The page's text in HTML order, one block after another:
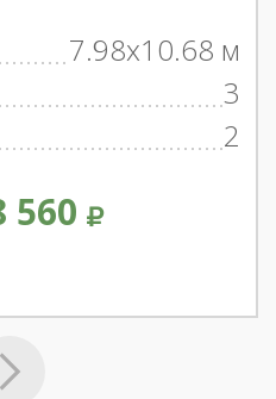
7.98x10.68 м
3
2
560